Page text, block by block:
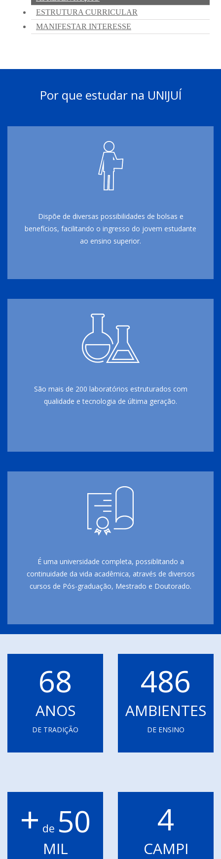
Por que estudar na UNIJUÍ
Dispõe de diversas possibilidades de bolsas e
benefícios, facilitando o ingresso do jovem estudante
ao ensino superior.
São mais de 200 laboratórios estruturados com
qualidade e tecnologia de última geração.
É uma universidade completa, possiblitando a
continuidade da vida acadêmica, através de diversos
cursos de Pós-graduação, Mestrado e Doutorado.
68
ANOS
DE TRADIÇÃO
486
AMBIENTES
DE ENSINO
+ de 50
MIL
4
CAMPI